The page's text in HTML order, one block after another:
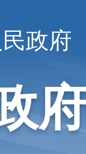
政府